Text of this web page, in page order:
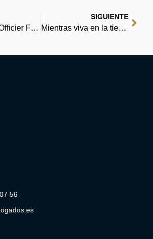
S Jour D’Un Officier Fran Ais En Calabre | [E-Book EPUB]
SIGUIENTE
Mientras viva en la tierra | (PDF, EPUB, eBooks)
56